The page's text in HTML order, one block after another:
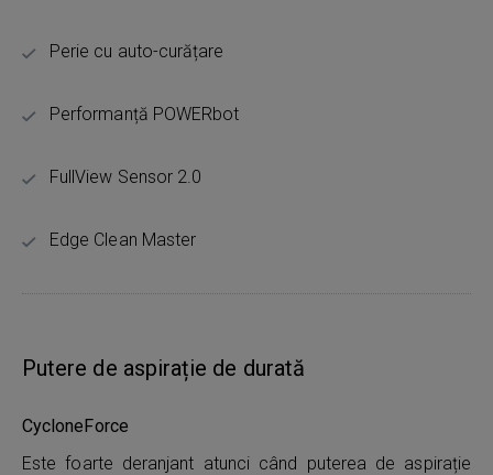
Perie cu auto-curățare
Performanță POWERbot
FullView Sensor 2.0
Edge Clean Master
Putere de aspirație de durată
CycloneForce
Este foarte deranjant atunci când puterea de aspirație